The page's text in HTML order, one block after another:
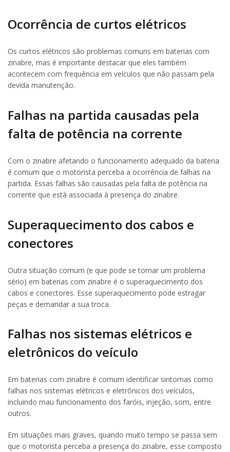
Ocorrência de curtos elétricos
Os curtos elétricos são problemas comuns em baterias com
zinabre, mas é importante destacar que eles também
acontecem com frequência em veículos que não passam pela
devida manutenção.
Falhas na partida causadas pela
falta de potência na corrente
Com o zinabre afetando o funcionamento adequado da bateria
é comum que o motorista perceba a ocorrência de falhas na
partida. Essas falhas são causadas pela falta de potência na
corrente que está associada à presença do zinabre.
Superaquecimento dos cabos e
conectores
Outra situação comum (e que pode se tornar um problema
sério) em baterias com zinabre é o superaquecimento dos
cabos e conectores. Esse superaquecimento pode estragar
peças e demandar a sua troca.
Falhas nos sistemas elétricos e
eletrônicos do veículo
Em baterias com zinabre é comum identificar sintomas como
falhas nos sistemas elétricos e eletrônicos dos veículos,
incluindo mau funcionamento dos faróis, injeção, som, entre
outros.
Em situações mais graves, quando muito tempo se passa sem
que o motorista perceba a presença do zinabre, esse composto